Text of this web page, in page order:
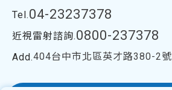
Tel.04-23237378
近視雷射諮詢.0800-237378
Add.404台中市北區英才路380-2號